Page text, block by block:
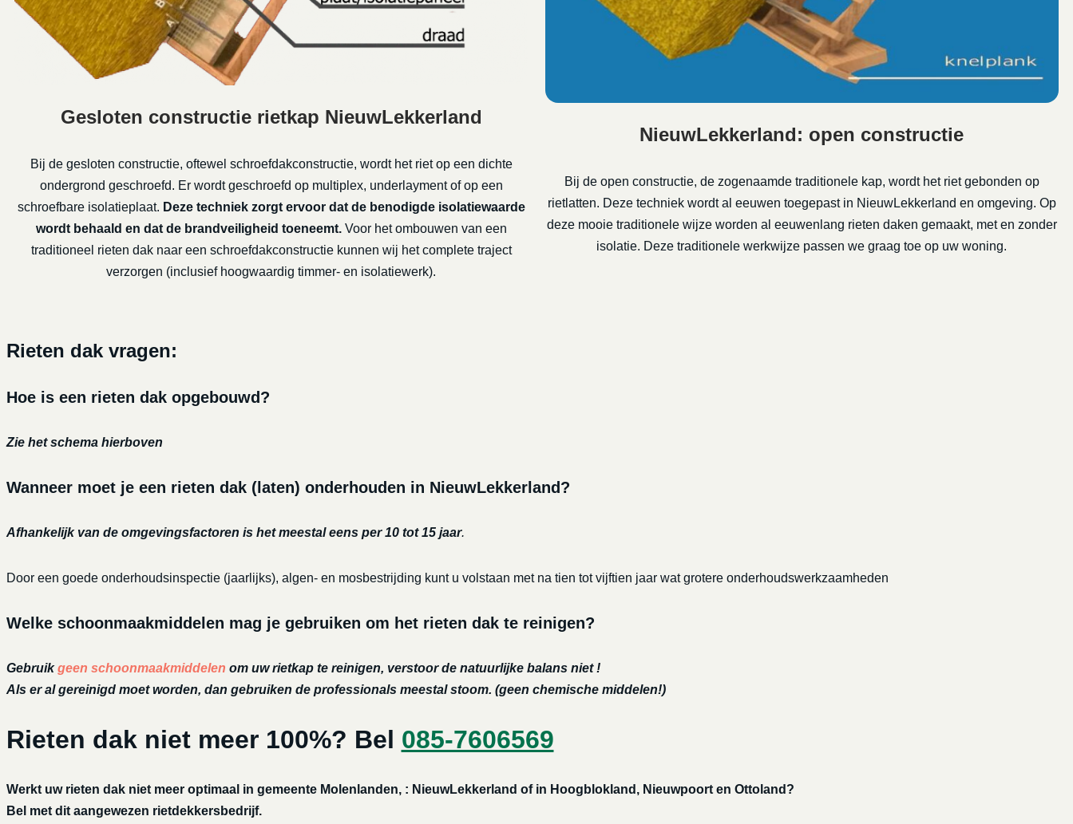
Gesloten constructie rietkap NieuwLekkerland
Bij de gesloten constructie, oftewel schroefdakconstructie, wordt het riet op een dichte
ondergrond geschroefd. Er wordt geschroefd op multiplex, underlayment of op een
schroefbare isolatieplaat. Deze techniek zorgt ervoor dat de benodigde isolatiewaarde
wordt behaald en dat de brandveiligheid toeneemt.Voor het ombouwen van een
traditioneel rieten dak naar een schroefdakconstructie kunnen wij het complete traject
verzorgen (inclusief hoogwaardig timmer- en isolatiewerk).
NieuwLekkerland: open constructie
Bij de open constructie, de zogenaamde traditionele kap, wordt het riet gebonden op
rietlatten. Deze techniek wordt al eeuwen toegepast in NieuwLekkerland en omgeving. Op
deze mooie traditionele wijze worden al eeuwenlang rieten daken gemaakt, met en zonder
isolatie. Deze traditionele werkwijze passen we graag toe op uw woning.
Rieten dak vragen:
Hoe is een rieten dak opgebouwd?
Zie het schema hierboven
Wanneer moet je een rieten dak (laten) onderhouden in NieuwLekkerland?
Afhankelijk van de omgevingsfactoren is het meestal eens per 10 tot 15 jaar.
Door een goede onderhoudsinspectie (jaarlijks), algen- en mosbestrijding kunt u volstaan met na tien tot vijftien jaar wat grotere onderhoudswerkzaamheden
Welke schoonmaakmiddelen mag je gebruiken om het rieten dak te reinigen?
Gebruikgeen schoonmaakmiddelen om uw rietkap te reinigen, verstoor de natuurlijke balans niet !
Als er al gereinigd moet worden, dan gebruiken de professionals meestal stoom. (geen chemische middelen!)
Rieten dak niet meer 100%? Bel 085-7606569
Werkt uw rieten dak niet meer optimaal in gemeente Molenlanden, : NieuwLekkerland of in Hoogblokland, Nieuwpoort en Ottoland?
Bel met dit aangewezen rietdekkersbedrijf.